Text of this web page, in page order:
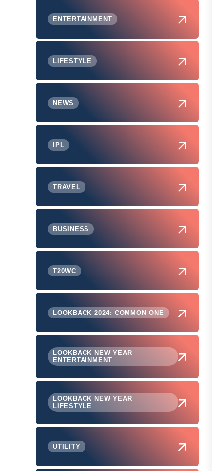
ENTERTAINMENT
LIFESTYLE
NEWS
IPL
TRAVEL
BUSINESS
T20WC
LOOKBACK 2024: COMMON ONE
LOOKBACK NEW YEAR
ENTERTAINMENT
LOOKBACK NEW YEAR
LIFESTYLE
UTILITY